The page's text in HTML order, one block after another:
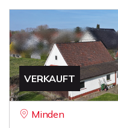
VERKAUFT
Minden